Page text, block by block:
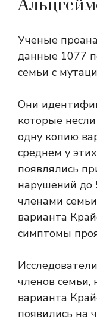
Ученые
данные 1077
семьи с
Они
которые
одну копию
среднем у
появлялись
нарушений до
членами
варианта
симптомы
членов семьи,
варианта
появились на